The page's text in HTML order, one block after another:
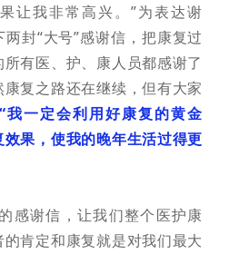
让我非常高兴。”为表达谢
封“大号”感谢信，把康复过
有医、护、康人员都感谢了
复之路还在继续，但有大家
“我一定会利用好康复的黄金
果，使我的晚年生活过得更
感谢信，让我们整个医护康
肯定和康复就是对我们最大